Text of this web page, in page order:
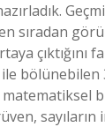
sıradan
çıktığını
bölünebilen
matematiksel
sayıların